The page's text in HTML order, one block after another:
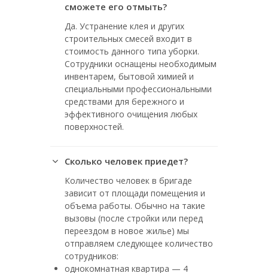
сможете его отмыть?
Да. Устранение клея и других
строительных смесей входит в
стоимость данного типа уборки.
Сотрудники оснащены необходимым
инвентарем, бытовой химией и
специальными профессиональными
средствами для бережного и
эффективного очищения любых
поверхностей.
Сколько человек приедет?
Количество человек в бригаде
зависит от площади помещения и
объема работы. Обычно на такие
вызовы (после стройки или перед
переездом в новое жилье) мы
отправляем следующее количество
сотрудников:
однокомнатная квартира — 4